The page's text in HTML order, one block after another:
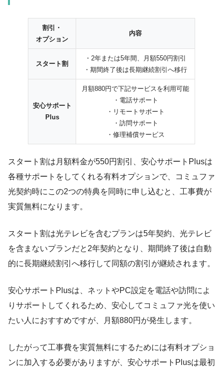
割引・
オプション
内容
スタート割
・2年または5年間、月額550円割引
・期間終了後は長期継続割引へ移行
安心サポート
Plus
月額880円で下記サービスを利用可能
・電話サポート
・リモートサポート
・訪問サポート
・修理補償サービス
スタート割は月額料金が550円割引、安心サポートPlusは
各種サポートをしてくれる有料オプションで、コミュファ
光契約時にこの2つの特典を同時に申し込むと、工事費が
実質無料になります。
スタート割は光テレビを含むプランは5年契約、光テレビ
を含まないプランだと2年契約となり、期間終了後は自動
的に長期継続割引へ移行して同額の割引が継続されます。
安心サポートPlusは、ネットやPC設定を電話や訪問によ
りサポートしてくれるため、安心してコミュファ光を使い
たい人におすすめですが、月額880円が発生します。
したがって工事費を実質無料にするためには有料オプショ
ンに加入する必要がありますが、安心サポートPlusは最初